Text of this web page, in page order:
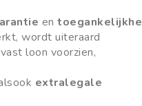
en
wordt uiteraard
loon voorzien,
extralegale